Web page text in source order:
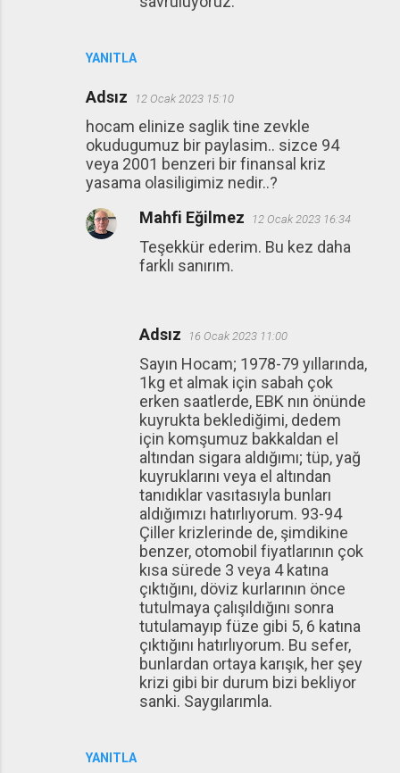
YANITLA
Adsız 12 Ocak 2023 15:10
hocam elinize saglik tine zevkle
okudugumuz bir paylasim.. sizce 94
veya 2001 benzeri bir finansal kriz
yasama olasiligimiz nedir..?
YANITLA
Mahfi Eğilmez 12 Ocak 2023 16:34
Teşekkür ederim. Bu kez daha
farklı sanırım.
Adsız 16 Ocak 2023 11:00
Sayın Hocam; 1978-79 yıllarında,
1kg et almak için sabah çok
erken saatlerde, EBK nın önünde
kuyrukta beklediğimi, dedem
için komşumuz bakkaldan el
altından sigara aldığımı; tüp, yağ
kuyruklarını veya el altından
tanıdıklar vasıtasıyla bunları
aldığımızı hatırlıyorum. 93-94
Çiller krizlerinde de, şimdikine
benzer, otomobil fiyatlarının çok
kısa sürede 3 veya 4 katına
çıktığını, döviz kurlarının önce
tutulmaya çalışıldığını sonra
tutulamayıp füze gibi 5, 6 katına
çıktığını hatırlıyorum. Bu sefer,
bunlardan ortaya karışık, her şey
krizi gibi bir durum bizi bekliyor
sanki. Saygılarımla.